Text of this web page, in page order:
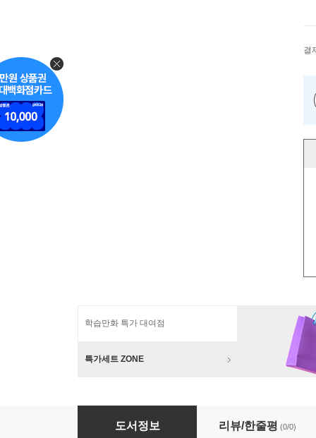
결
학습만화 특가 대여점
특가세트 ZONE
비밀 무지개 공장
도서정보 리뷰/한줄평 (0/0)